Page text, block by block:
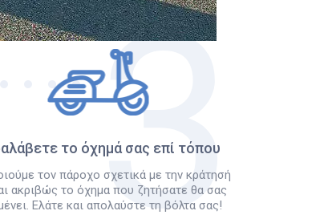
το όχημά σας επί τόπου
τον πάροχο σχετικά με την κράτησή
ακριβώς το όχημα που ζητήσατε θα σας
Ελάτε και απολαύστε τη βόλτα σας!